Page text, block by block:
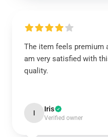
The item feels premium
am very satisfied with
quality.
I Iris
Verified owner